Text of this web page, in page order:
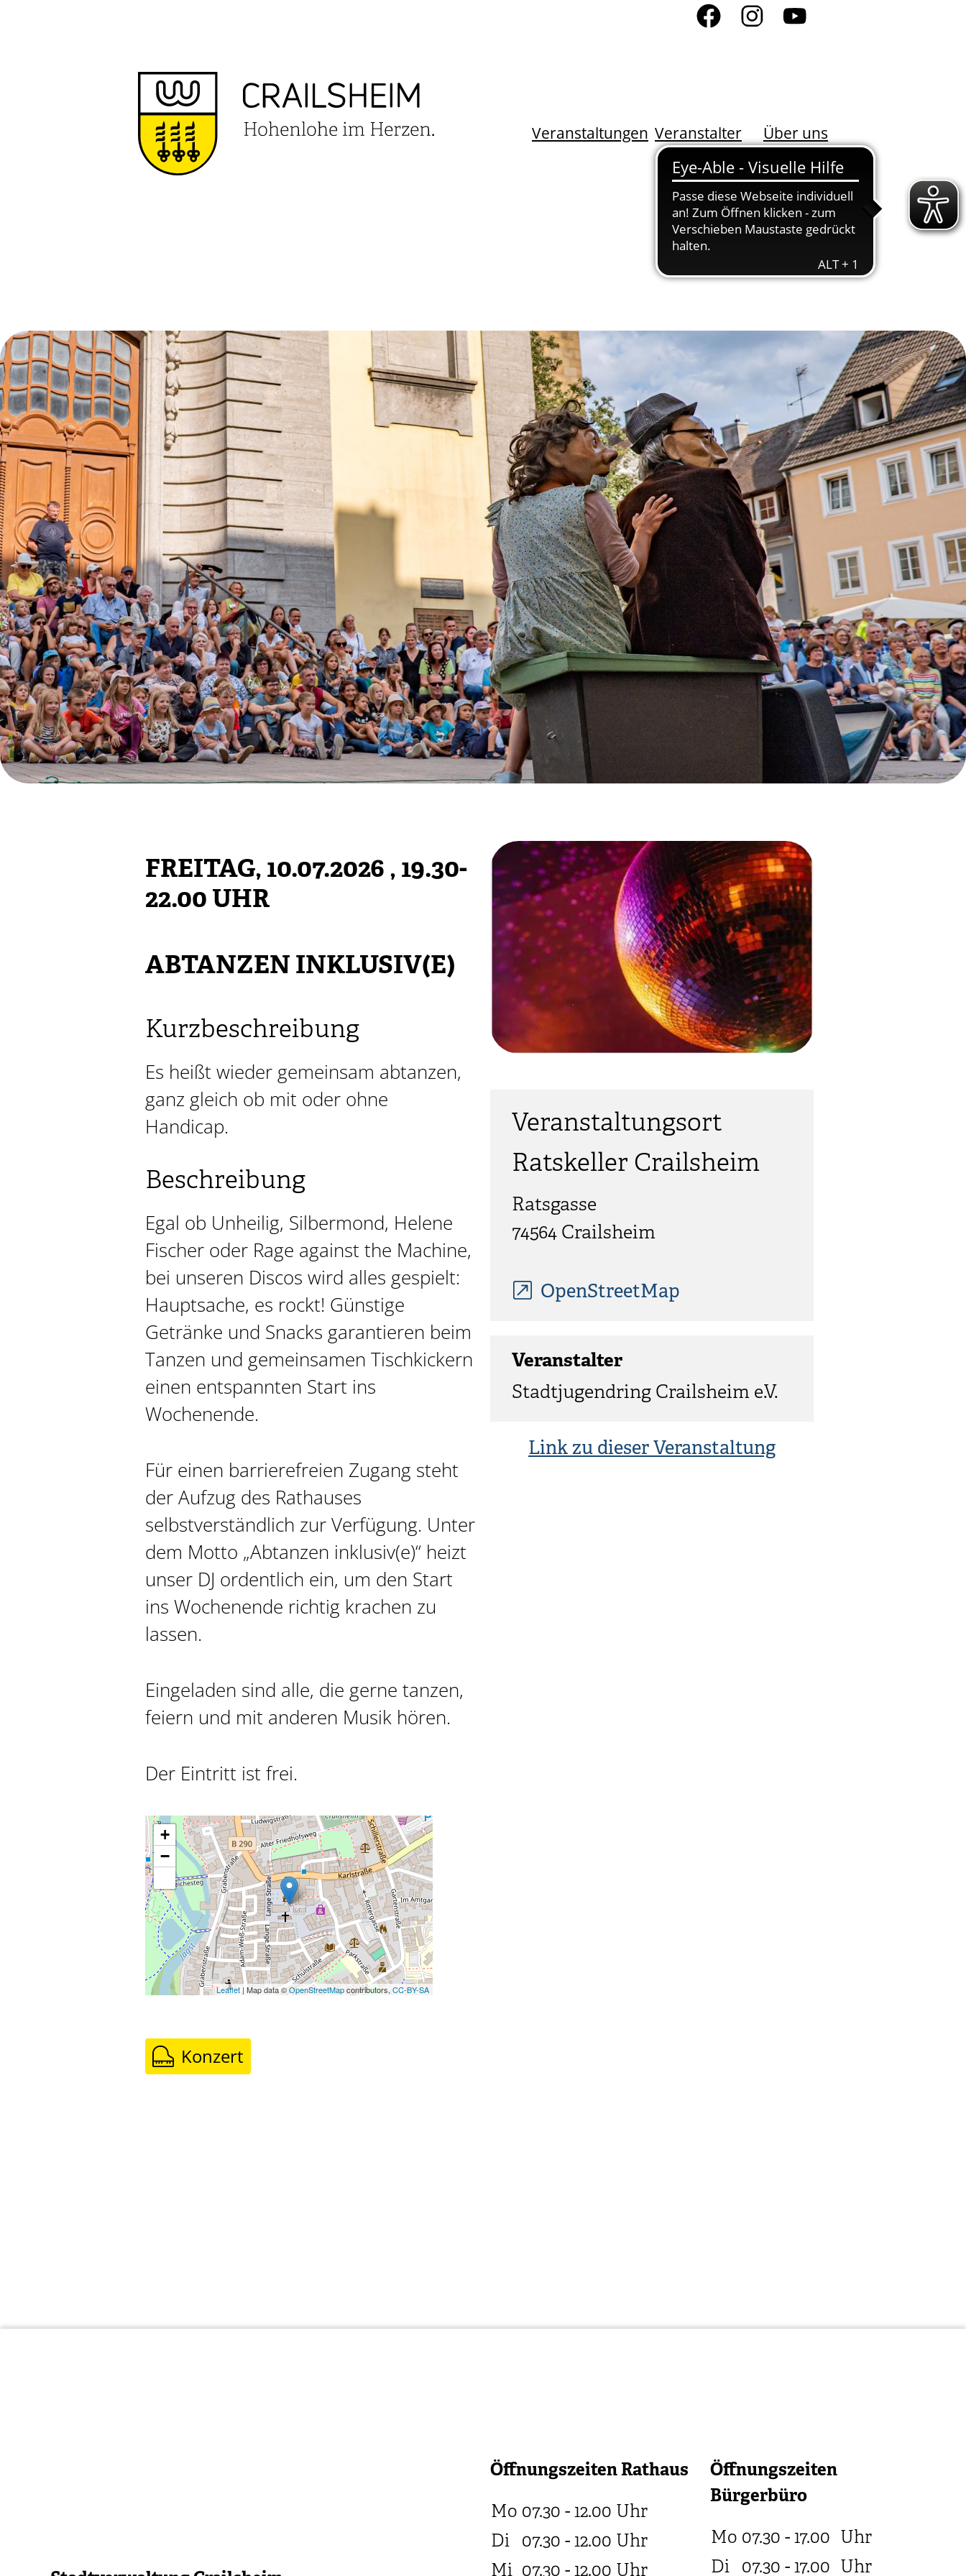
Veranstaltungen Veranstalter Über uns
VERANSTALTUNGSKALENDER
FREITAG, 10.07.2026 , 19.30-
22.00 UHR
ABTANZEN INKLUSIV(E)
Kurzbeschreibung
Es heißt wieder gemeinsam abtanzen,
ganz gleich ob mit oder ohne
Handicap.
Beschreibung
Egal ob Unheilig, Silbermond, Helene
Fischer oder Rage against the Machine,
bei unseren Discos wird alles gespielt:
Hauptsache, es rockt! Günstige
Getränke und Snacks garantieren beim
Tanzen und gemeinsamen Tischkickern
einen entspannten Start ins
Wochenende.
Für einen barrierefreien Zugang steht
der Aufzug des Rathauses
selbstverständlich zur Verfügung. Unter
dem Motto „Abtanzen inklusiv(e)“ heizt
unser DJ ordentlich ein, um den Start
ins Wochenende richtig krachen zu
lassen.
Eingeladen sind alle, die gerne tanzen,
feiern und mit anderen Musik hören.
Der Eintritt ist frei.
+
−
Leaflet| Map data ©OpenStreetMapcontributors, CC-BY-SA
Konzert
Veranstaltungsort
Ratskeller Crailsheim
Ratsgasse
74564 Crailsheim
OpenStreetMap
Veranstalter
Stadtjugendring Crailsheim e.V.
Link zu dieser Veranstaltung
Öffnungszeiten Rathaus
Mo 07.30 - 12.00 Uhr
Di 07.30 - 12.00 Uhr
Mi 07.30 - 12.00 Uhr
Öffnungszeiten
Bürgerbüro
Mo 07.30 - 17.00 Uhr
Di 07.30 - 17.00 Uhr